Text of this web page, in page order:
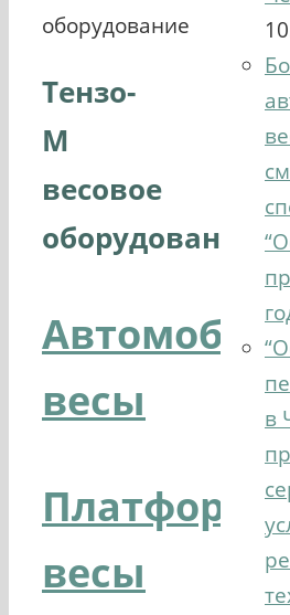
оборудование
Тензо-
М
весовое
оборудование
весы
весы
в